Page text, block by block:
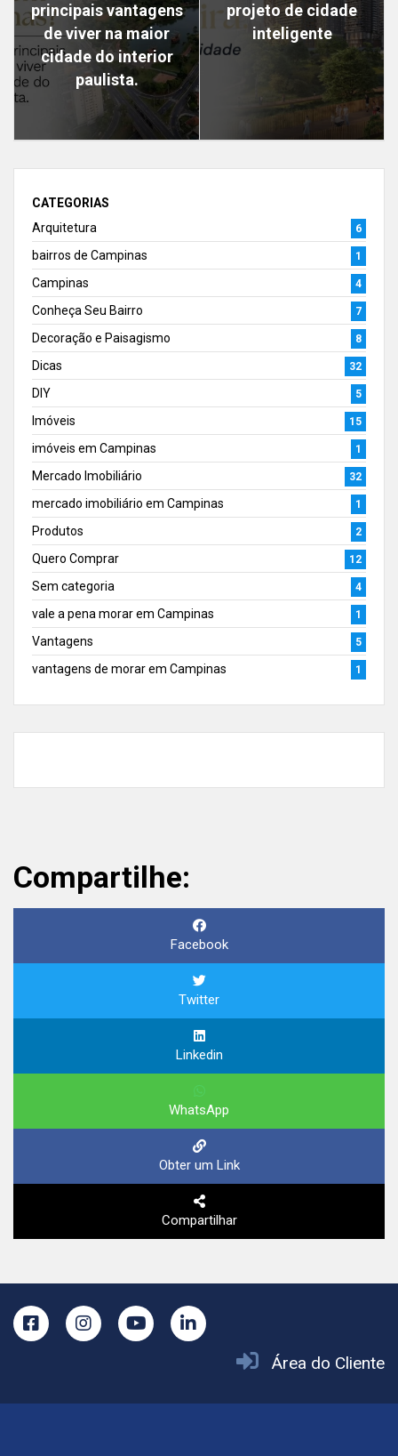
principais vantagens
de viver na maior
cidade do interior
paulista.
projeto de cidade
inteligente
CATEGORIAS
Arquitetura
6
bairros de Campinas 1
Campinas 4
Conheça Seu Bairro 7
Decoração e Paisagismo 8
Dicas 32
DIY 5
Imóveis 15
imóveis em Campinas 1
Mercado Imobiliário 32
mercado imobiliário em Campinas 1
Produtos 2
Quero Comprar 12
Sem categoria 4
vale a pena morar em Campinas 1
Vantagens 5
vantagens de morar em Campinas 1
Compartilhe:
Facebook
Twitter
Linkedin
WhatsApp
Obter um Link
Compartilhar
Área do Cliente